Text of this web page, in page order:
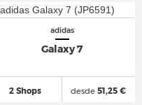
adidas
Galaxy 7
2 Shops desde 51,25 €